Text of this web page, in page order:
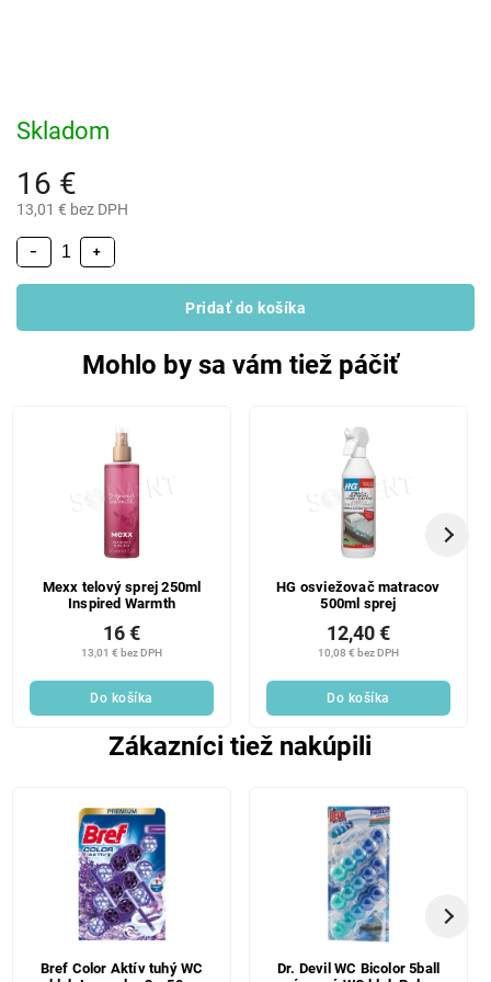
16 €
13,01 € bez DPH
Skladom
+
−
Pridať do košíka
Mohlo by sa vám tiež páčiť
Mexx telový sprej 250ml
Inspired Warmth
13,01 € bez DPH
16 €
Do košíka
HG osviežovač matracov
500ml sprej
10,08 € bez DPH
12,40 €
Do košíka
Zákazníci tiež nakúpili
Bref Color Aktív tuhý WC
Dr. Devil WC Bicolor 5ball